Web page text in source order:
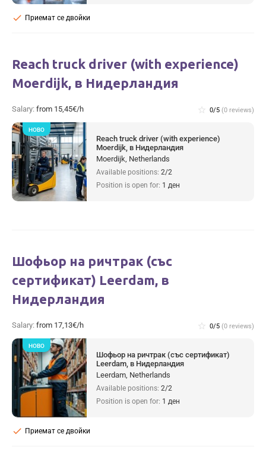
Приемат се двойки
check
Reach truck driver (with experience)
Moerdijk, в Нидерландия
Salary: from 15,45€/h star_border 0/5 (0 reviews)
Reach truck driver (with experience)
Moerdijk, в Нидерландия
Moerdijk, Netherlands
Available positions: 2/2
Position is open for: 1 ден
НОВО
Шофьор на ричтрак (със
сертификат) Leerdam, в
Нидерландия
Salary: from 17,13€/h star_border 0/5 (0 reviews)
Шофьор на ричтрак (със сертификат)
Leerdam, в Нидерландия
Leerdam, Netherlands
Available positions: 2/2
Position is open for: 1 ден
Приемат се двойки
check
НОВО